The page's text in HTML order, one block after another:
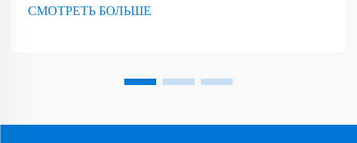
СМОТРЕТЬ БОЛЬШЕ